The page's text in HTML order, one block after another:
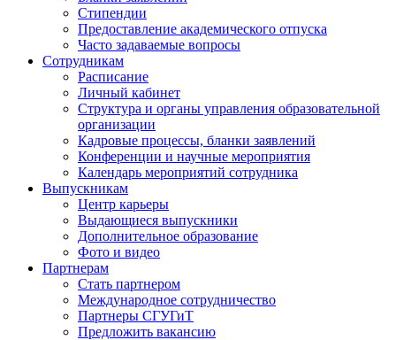
Стипендии
Предоставление академического отпуска
Часто задаваемые вопросы
Сотрудникам
Расписание
Личный кабинет
Структура и органы управления образовательной
организации
Кадровые процессы, бланки заявлений
Конференции и научные мероприятия
Календарь мероприятий сотрудника
Выпускникам
Центр карьеры
Выдающиеся выпускники
Дополнительное образование
Фото и видео
Партнерам
Стать партнером
Международное сотрудничество
Партнеры СГУГиТ
Предложить вакансию